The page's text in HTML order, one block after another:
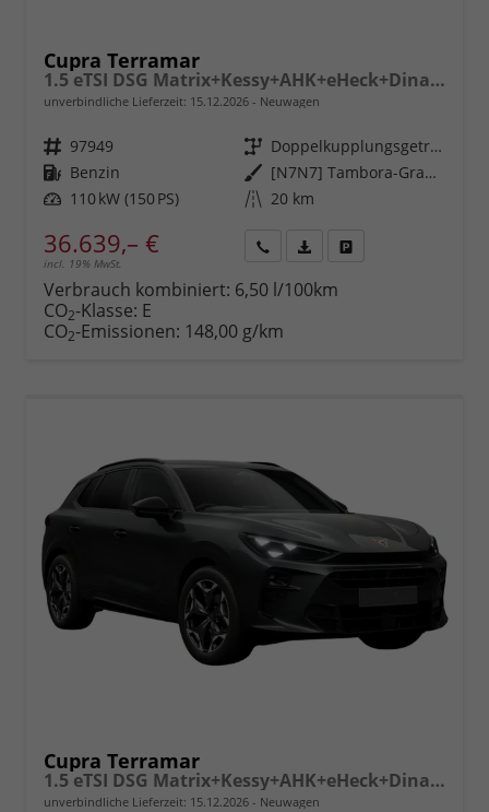
Cupra Terramar
1.5 eTSI DSG Matrix+Kessy+AHK+eHeck+Dinamica+CarPlay+eHeck+GV5
unverbindliche Lieferzeit: 15.12.2026 Neuwagen
Fahrzeugnr. 97949 Getriebe
Doppelkupplungsgetriebe (DSG)
Kraftstoff Benzin Außenfarbe
[N7N7] Tambora-Grau Metallic
Leistung 110 kW (150 PS) Kilometerstand 20 km
36.639,– €
incl. 19% MwSt.
anfordern
Datei,
Verbrauch kombiniert: 6,50 l/100km
CO2-Klasse: E
CO2-Emissionen: 148,00 g/km
Cupra Terramar
1.5 eTSI DSG Matrix+Kessy+AHK+eHeck+Dinamica+CarPlay+eHeck+GV5
unverbindliche Lieferzeit: 15.12.2026 Neuwagen